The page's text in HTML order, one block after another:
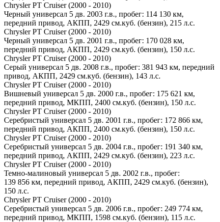
Chrysler PT Cruiser (2000 - 2010)
Черный универсал 5 дв. 2003 г.в., пробег: 114 130 км,
передний привод, АКПП, 2429 см.куб. (бензин), 215 л.с.
Chrysler PT Cruiser (2000 - 2010)
Черный универсал 5 дв. 2001 г.в., пробег: 170 028 км,
передний привод, АКПП, 2429 см.куб. (бензин), 150 л.с.
Chrysler PT Cruiser (2000 - 2010)
Серый универсал 5 дв. 2008 г.в., пробег: 381 943 км, передний
привод, АКПП, 2429 см.куб. (бензин), 143 л.с.
Chrysler PT Cruiser (2000 - 2010)
Вишневый универсал 5 дв. 2000 г.в., пробег: 175 621 км,
передний привод, МКПП, 2400 см.куб. (бензин), 150 л.с.
Chrysler PT Cruiser (2000 - 2010)
Серебристый универсал 5 дв. 2001 г.в., пробег: 172 866 км,
передний привод, АКПП, 2400 см.куб. (бензин), 150 л.с.
Chrysler PT Cruiser (2000 - 2010)
Серебристый универсал 5 дв. 2004 г.в., пробег: 191 340 км,
передний привод, АКПП, 2429 см.куб. (бензин), 223 л.с.
Chrysler PT Cruiser (2000 - 2010)
Темно-малиновый универсал 5 дв. 2002 г.в., пробег:
139 856 км, передний привод, АКПП, 2429 см.куб. (бензин),
150 л.с.
Chrysler PT Cruiser (2000 - 2010)
Серебристый универсал 5 дв. 2006 г.в., пробег: 249 774 км,
передний привод, МКПП, 1598 см.куб. (бензин), 115 л.с.